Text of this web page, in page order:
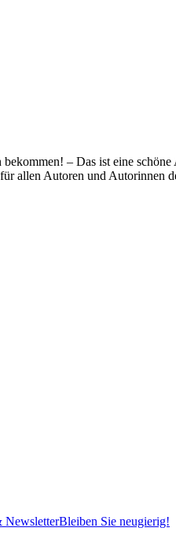
– Das ist eine
allen Autoren und
NewsletterBleiben Sie neugierig!